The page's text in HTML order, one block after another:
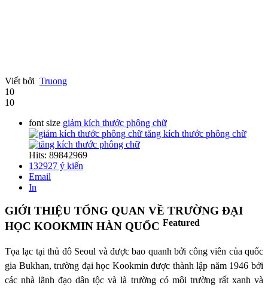
Viết bởi Truong
10
10
font size giảm kích thước phông chữ
tăng kích thước phông chữ
Hits: 89842969
132927 ý kiến
Email
In
GIỚI THIỆU TỔNG QUAN VỀ TRƯỜNG ĐẠI
HỌC KOOKMIN HÀN QUỐC Featured
Tọa lạc tại thủ đô Seoul và được bao quanh bởi công viên của quốc
gia Bukhan, trường đại học Kookmin được thành lập năm 1946 bởi
các nhà lãnh đạo dân tộc và là trường có môi trường rất xanh và